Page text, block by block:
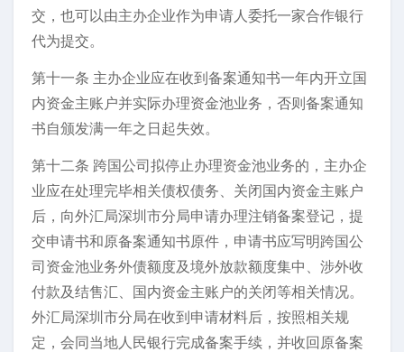
交，也可以由主办企业作为申请人委托一家合作银行
代为提交。
第十一条 主办企业应在收到备案通知书一年内开立国
内资金主账户并实际办理资金池业务，否则备案通知
书自颁发满一年之日起失效。
第十二条 跨国公司拟停止办理资金池业务的，主办企
业应在处理完毕相关债权债务、关闭国内资金主账户
后，向外汇局深圳市分局申请办理注销备案登记，提
交申请书和原备案通知书原件，申请书应写明跨国公
司资金池业务外债额度及境外放款额度集中、涉外收
付款及结售汇、国内资金主账户的关闭等相关情况。
外汇局深圳市分局在收到申请材料后，按照相关规
定，会同当地人民银行完成备案手续，并收回原备案